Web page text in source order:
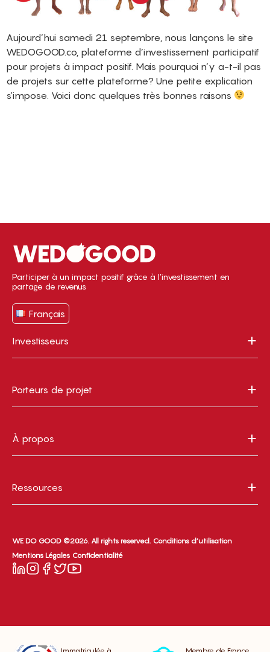
Aujourd’hui samedi 21 septembre, nous lançons le site
WEDOGOOD.co, plateforme d’investissement participatif
pour projets à impact positif. Mais pourquoi n’y a-t-il pas
de projets sur cette plateforme? Une petite explication
s’impose. Voici donc quelques très bonnes raisons
Participer à un impact positif grâce à l’investissement en
partage de revenus
Français
Investisseurs
Porteurs de projet
À propos
Ressources
WE DO GOOD ©2026. All rights reserved. Conditions d’utilisation
Mentions Légales Confidentialité